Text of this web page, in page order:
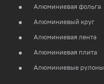
Алюминиевая фольга
Алюминиевый круг
Алюминиевая лента
Алюминиевая плита
Алюминиевые рулоны